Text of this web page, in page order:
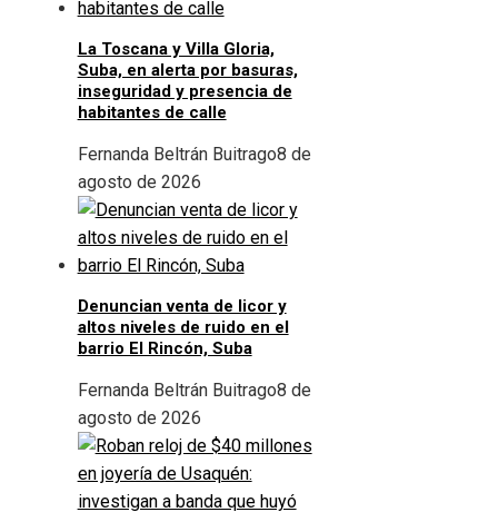
La Toscana y Villa Gloria,
Suba, en alerta por basuras,
inseguridad y presencia de
habitantes de calle
Fernanda Beltrán Buitrago8 de
agosto de 2026
Denuncian venta de licor y
altos niveles de ruido en el
barrio El Rincón, Suba
Fernanda Beltrán Buitrago8 de
agosto de 2026